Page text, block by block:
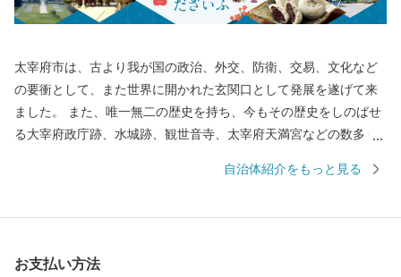
太宰府市は、古より我が国の政治、外交、防衛、交易、文化など
の要衝として、また世界に開かれた玄関口として発展を遂げて来
ました。 また、唯一無二の歴史を持ち、今もその歴史をしのばせ
る大宰府政庁跡、水城跡、観世音寺、太宰府天満宮などの数多く
や菅原道真公に代表される古からの大宰府と最新のグルメやスイ
たします。
自治体紹介をもっと見る
お支払い方法